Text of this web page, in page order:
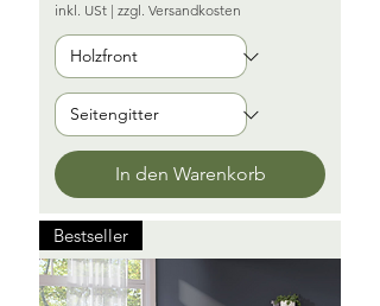
inkl. USt | zzgl. Versandkosten
In den Warenkorb
Bestseller